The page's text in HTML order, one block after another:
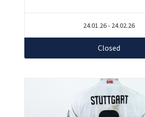
24.01.26 - 24.02.26
Closed